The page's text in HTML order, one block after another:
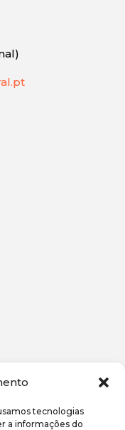
tecnologias
a informações do